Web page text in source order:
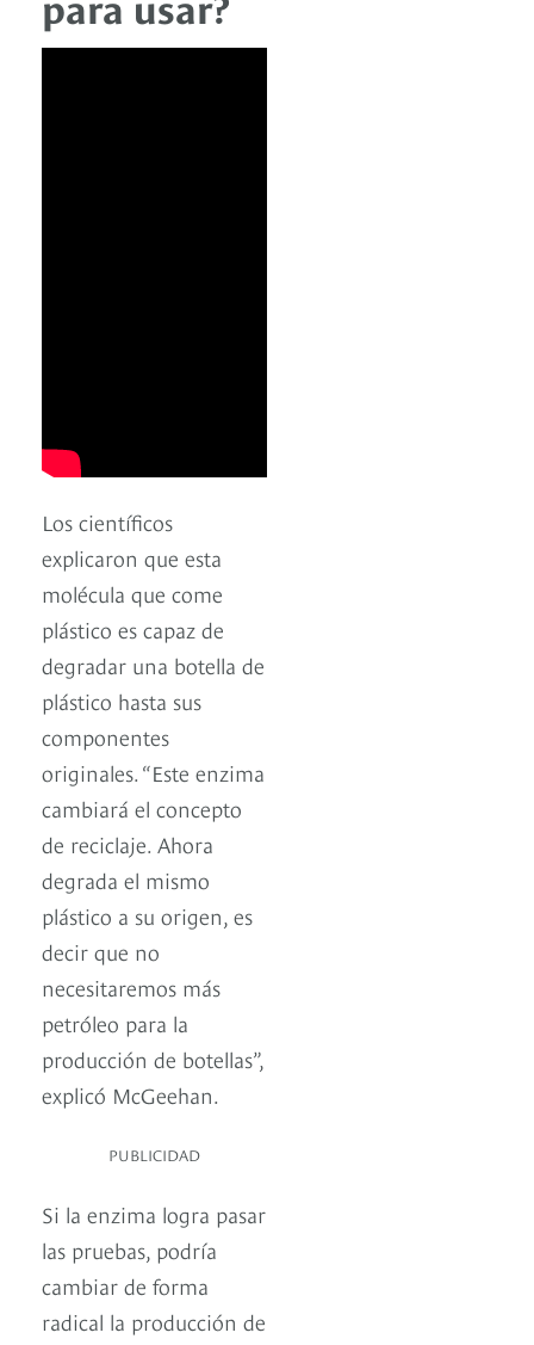
Los científicos
explicaron que esta
molécula que come
plástico es capaz de
degradar una botella de
plástico hasta sus
componentes
originales. “Este enzima
cambiará el concepto
de reciclaje. Ahora
degrada el mismo
plástico a su origen, es
decir que no
necesitaremos más
petróleo para la
producción de botellas”,
explicó McGeehan.
PUBLICIDAD
Si la enzima logra pasar
las pruebas, podría
cambiar de forma
radical la producción de